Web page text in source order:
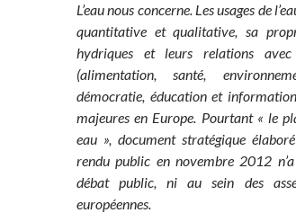
L’eau nous concerne. Les usages de
quantitative et qualitative, sa
hydriques et leurs relations
(alimentation, santé,
démocratie, éducation et
majeures en Europe. Pourtant « le
eau », document stratégique
rendu public en novembre 2012
débat public, ni au sein des
européennes.